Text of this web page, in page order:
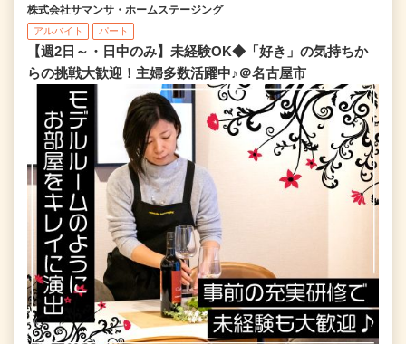
株式会社サマンサ・ホームステージング
アルバイト パート
【週2日～・日中のみ】未経験OK◆「好き」の気持ちか
らの挑戦大歓迎！主婦多数活躍中♪＠名古屋市